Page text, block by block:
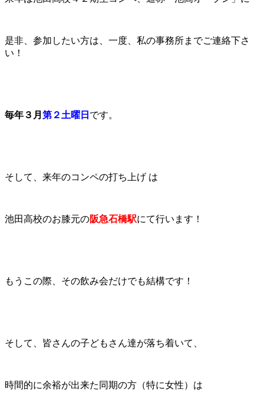
是非、参加したい方は、一度、私の事務所までご連絡下さ
い！
毎年３月 第２土曜日 です。
そして、来年のコンペの打ち上げ は
池田高校のお膝元の阪急石橋駅にて行います！
もうこの際、その飲み会だけでも結構です！
そして、皆さんの子どもさん達が落ち着いて、
時間的に余裕が出来た同期の方（特に女性）は